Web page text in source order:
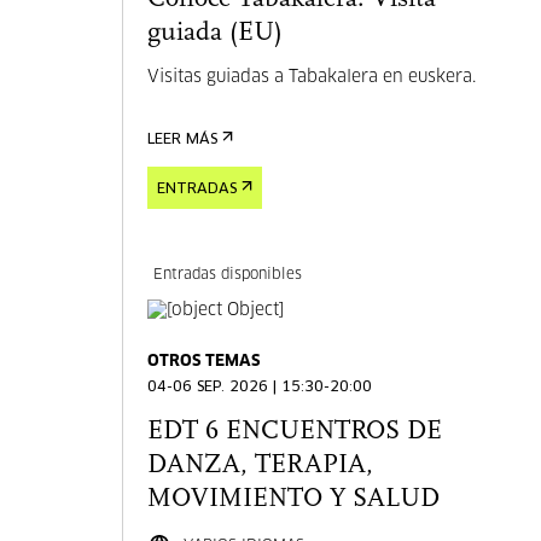
guiada (EU)
Visitas guiadas a Tabakalera en euskera.
LEER MÁS
ENTRADAS
Entradas disponibles
OTROS TEMAS
04-06 SEP. 2026 | 15:30-20:00
EDT 6 ENCUENTROS DE
DANZA, TERAPIA,
MOVIMIENTO Y SALUD